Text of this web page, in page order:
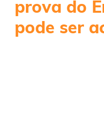
prova do
pode ser